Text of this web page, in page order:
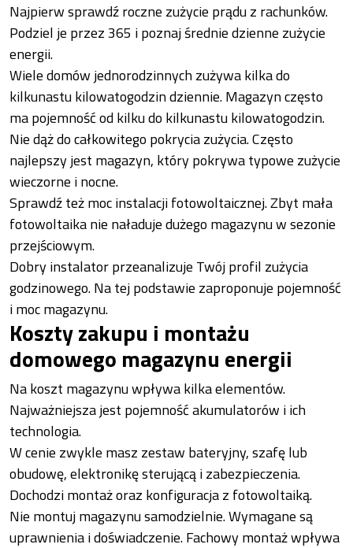
Najpierw sprawdź roczne zużycie prądu z rachunków.
Podziel je przez 365 i poznaj średnie dzienne zużycie
energii.
Wiele domów jednorodzinnych zużywa kilka do
kilkunastu kilowatogodzin dziennie. Magazyn często
ma pojemność od kilku do kilkunastu kilowatogodzin.
Nie dąż do całkowitego pokrycia zużycia. Często
najlepszy jest magazyn, który pokrywa typowe zużycie
wieczorne i nocne.
Sprawdź też moc instalacji fotowoltaicznej. Zbyt mała
fotowoltaika nie naładuje dużego magazynu w sezonie
przejściowym.
Dobry instalator przeanalizuje Twój profil zużycia
godzinowego. Na tej podstawie zaproponuje pojemność
i moc magazynu.
Koszty zakupu i montażu
domowego magazynu energii
Na koszt magazynu wpływa kilka elementów.
Najważniejsza jest pojemność akumulatorów i ich
technologia.
W cenie zwykle masz zestaw bateryjny, szafę lub
obudowę, elektronikę sterującą i zabezpieczenia.
Dochodzi montaż oraz konfiguracja z fotowoltaiką.
Nie montuj magazynu samodzielnie. Wymagane są
uprawnienia i doświadczenie. Fachowy montaż wpływa